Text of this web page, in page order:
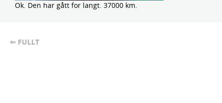
Ok. Den har gått for langt. 37000 km.
⇐ FULLT